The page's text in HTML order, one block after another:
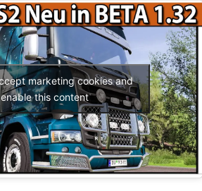
marketing cookies and
enable this content